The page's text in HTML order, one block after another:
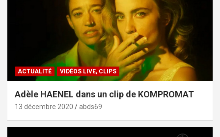
ACTUALITÉ VIDÉOS LIVE, CLIPS
Adèle HAENEL dans un clip de KOMPROMAT
13 décembre 2020 abds69